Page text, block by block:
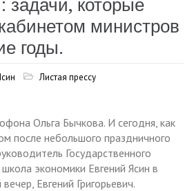
задачи, которые
министров
годы.
Листая прессу
Ольга Бычкова. И сегодня, как
после небольшого праздничного
Государственного
экономики Евгений Ясин в
Евгений Григорьевич.